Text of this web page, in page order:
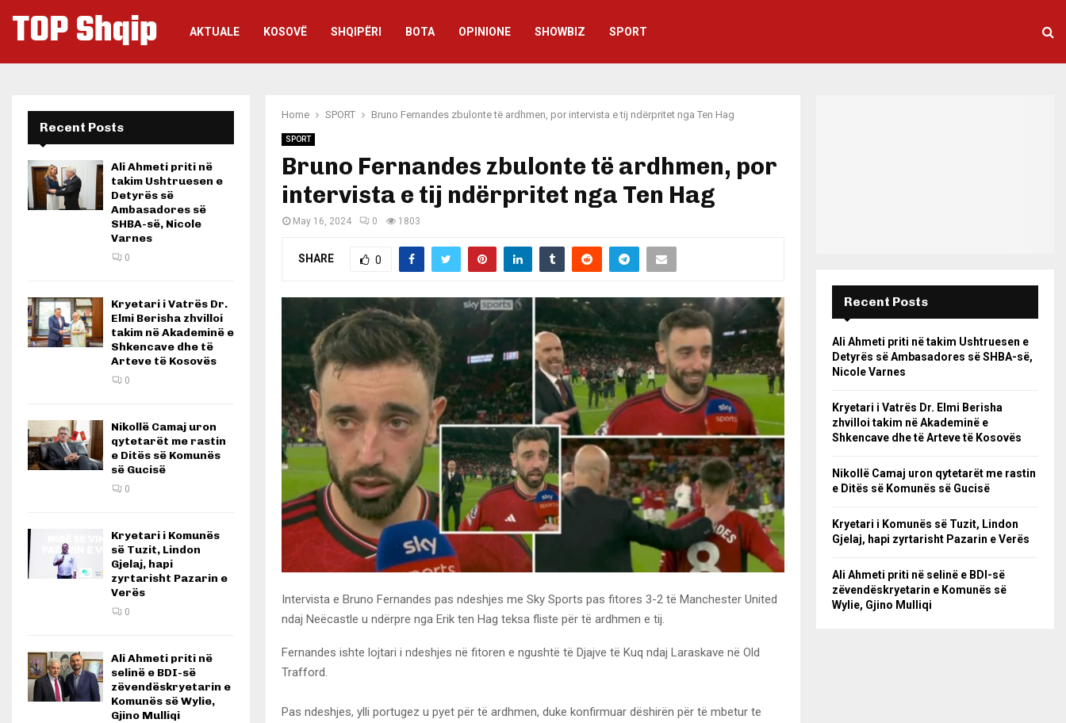
TOP Shqip AKTUALE KOSOVË SHQIPËRI BOTA OPINIONE SHOWBIZ SPORT
Home SPORT Bruno Fernandes zbulonte të ardhmen, por intervista e tij ndërpritet nga Ten Hag
SPORT
Bruno Fernandes zbulonte të ardhmen, por
intervista e tij ndërpritet nga Ten Hag
May 16, 2024 0 1803
SHARE 0
Intervista e Bruno Fernandes pas ndeshjes me Sky Sports pas fitores 3-2 të Manchester United
ndaj Neëcastle u ndërpre nga Erik ten Hag teksa fliste për të ardhmen e tij.
Fernandes ishte lojtari i ndeshjes në fitoren e ngushtë të Djajve të Kuq ndaj Laraskave në Old
Trafford.
Pas ndeshjes, ylli portugez u pyet për të ardhmen, duke konfirmuar dëshirën për të mbetur te
Recent Posts
Ali Ahmeti priti në
takim Ushtruesen e
Detyrës së
Ambasadores së
SHBA-së, Nicole
Varnes
0
Kryetari i Vatrës Dr.
Elmi Berisha zhvilloi
takim në Akademinë e
Shkencave dhe të
Arteve të Kosovës
0
Nikollë Camaj uron
qytetarët me rastin
e Ditës së Komunës
së Gucisë
0
Kryetari i Komunës
së Tuzit, Lindon
Gjelaj, hapi
zyrtarisht Pazarin e
Verës
0
Ali Ahmeti priti në
selinë e BDI-së
zëvendëskryetarin e
Komunës së Wylie,
Gjino Mulliqi
Recent Posts
Ali Ahmeti priti në takim Ushtruesen e
Detyrës së Ambasadores së SHBA-së,
Nicole Varnes
Kryetari i Vatrës Dr. Elmi Berisha
zhvilloi takim në Akademinë e
Shkencave dhe të Arteve të Kosovës
Nikollë Camaj uron qytetarët me rastin
e Ditës së Komunës së Gucisë
Kryetari i Komunës së Tuzit, Lindon
Gjelaj, hapi zyrtarisht Pazarin e Verës
Ali Ahmeti priti në selinë e BDI-së
zëvendëskryetarin e Komunës së
Wylie, Gjino Mulliqi